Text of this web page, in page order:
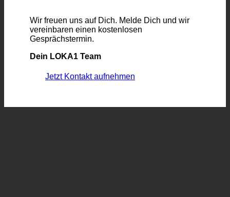
Wir freuen uns auf Dich. Melde Dich und wir
vereinbaren einen kostenlosen
Gesprächstermin.
Dein LOKA1 Team
Jetzt Kontakt aufnehmen